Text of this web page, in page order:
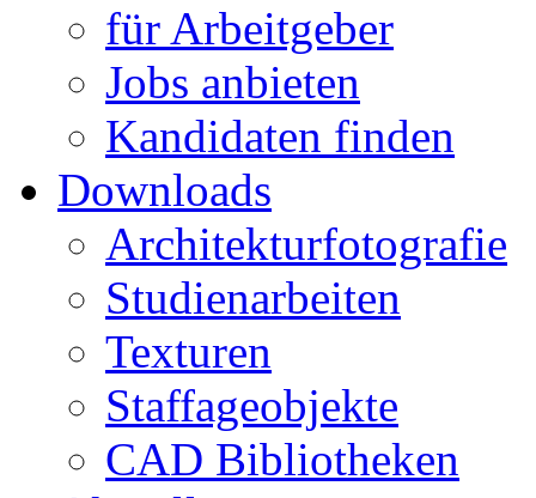
für Arbeitgeber
Jobs anbieten
Kandidaten finden
Downloads
Architekturfotografie
Studienarbeiten
Texturen
Staffageobjekte
CAD Bibliotheken